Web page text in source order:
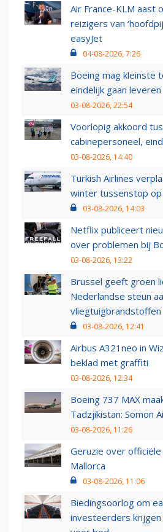
Air France-KLM aast
reizigers van
easyJet
04-08-2026, 7:26
Boeing mag kleinste
eindelijk gaan leveren
03-08-2026, 22:54
Voorlopig akkoord
cabinepersoneel,
03-08-2026, 14:40
Turkish Airlines
winter tussenstop
03-08-2026, 14:03
Netflix publiceert
over problemen bij
03-08-2026, 13:22
Brussel geeft groen
Nederlandse steun
vliegtuigbrandstoffen
03-08-2026, 12:41
Airbus A321neo in
beklad met graffiti
03-08-2026, 12:34
Boeing 737 MAX
Tadzjikistan: Somon
03-08-2026, 11:26
Geruzie over
Mallorca
03-08-2026, 11:06
Biedingsoorlog om
investeerders